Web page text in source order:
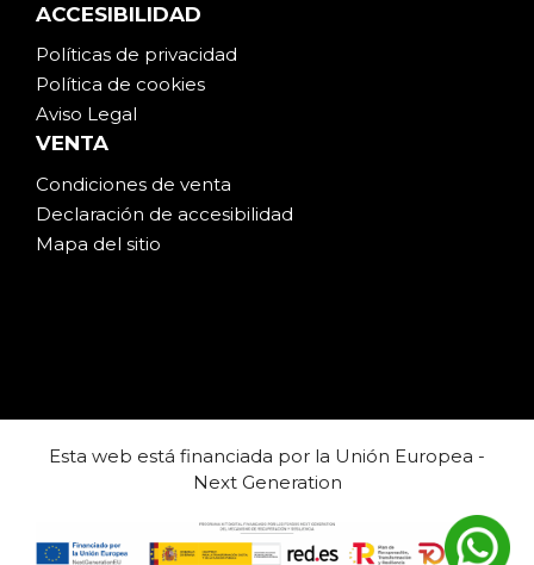
ACCESIBILIDAD
Políticas de privacidad
Política de cookies
Aviso Legal
VENTA
Condiciones de venta
Declaración de accesibilidad
Mapa del sitio
Esta web está financiada por la Unión Europea -
Next Generation